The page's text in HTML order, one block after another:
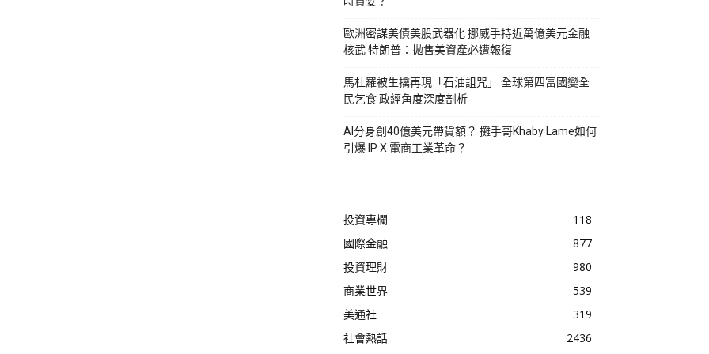
歐洲密謀美債美股武器化 挪威手持近萬億美元金融
核武 特朗普：拋售美資產必遭報復
馬杜羅被生擒再現「石油詛咒」 全球第四富國變全
民乞食 政經角度深度剖析
AI分身創40億美元帶貨額？ 攤手哥Khaby Lame如何
引爆 IP X 電商工業革命？
投資專欄
118
國際金融
877
投資理財
980
商業世界
539
美通社
319
社會熱話
2436